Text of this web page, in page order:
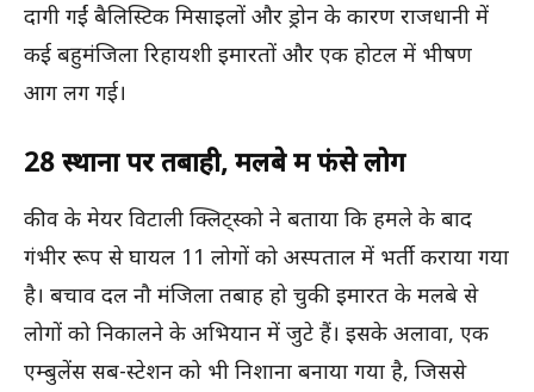
दागी गईं बैलिस्टिक मिसाइलों और ड्रोन के कारण राजधानी में
कई बहुमंजिला रिहायशी इमारतों और एक होटल में भीषण
आग लग गई।
28 स्थानों पर तबाही, मलबे में फंसे लोग
कीव के मेयर विटाली क्लिट्स्को ने बताया कि हमले के बाद
गंभीर रूप से घायल 11 लोगों को अस्पताल में भर्ती कराया गया
है। बचाव दल नौ मंजिला तबाह हो चुकी इमारत के मलबे से
लोगों को निकालने के अभियान में जुटे हैं। इसके अलावा, एक
एम्बुलेंस सब-स्टेशन को भी निशाना बनाया गया है, जिससे